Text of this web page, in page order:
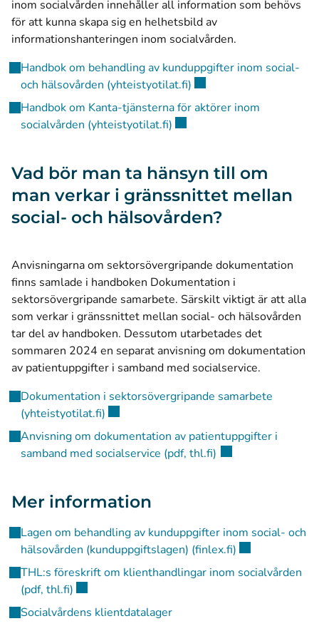
inom socialvården innehåller all information som behövs
för att kunna skapa sig en helhetsbild av
informationshanteringen inom socialvården.
Handbok om behandling av kunduppgifter inom social-
och hälsovården (yhteistyotilat.fi)
Handbok om Kanta-tjänsterna för aktörer inom
socialvården (yhteistyotilat.fi)
Vad bör man ta hänsyn till om
man verkar i gränssnittet mellan
social- och hälsovården?
Anvisningarna om sektorsövergripande dokumentation
finns samlade i handboken Dokumentation i
sektorsövergripande samarbete. Särskilt viktigt är att alla
som verkar i gränssnittet mellan social- och hälsovården
tar del av handboken. Dessutom utarbetades det
sommaren 2024 en separat anvisning om dokumentation
av patientuppgifter i samband med socialservice.
Dokumentation i sektorsövergripande samarbete
(yhteistyotilat.fi)
Anvisning om dokumentation av patientuppgifter i
samband med socialservice (pdf, thl.fi)
Mer information
Lagen om behandling av kunduppgifter inom social- och
hälsovården (kunduppgiftslagen) (finlex.fi)
THL:s föreskrift om klienthandlingar inom socialvården
(pdf, thl.fi)
Socialvårdens klientdatalager